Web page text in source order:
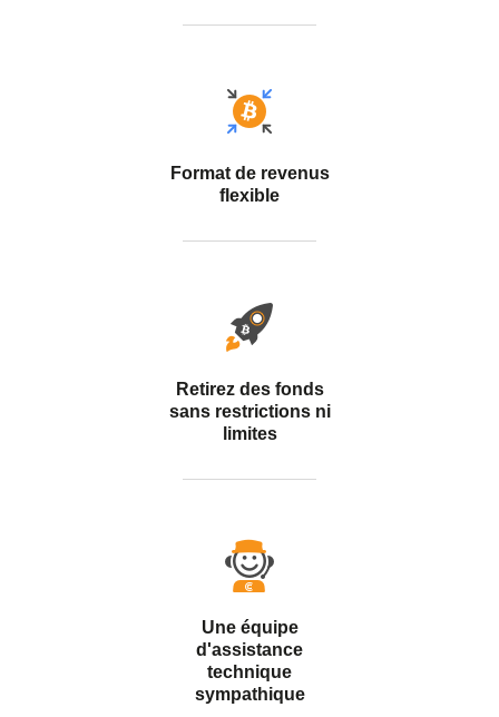
Format de revenus
flexible
Retirez des fonds
sans restrictions ni
limites
Une équipe
d'assistance
technique
sympathique